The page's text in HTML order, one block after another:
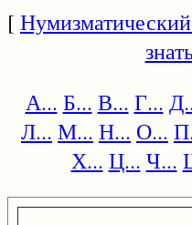
[
А... Б... В... Г...
Л... М... Н... О...
Х... Ц... Ч...